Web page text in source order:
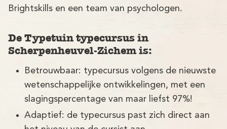
Brightskills en een team van psychologen.
De Typetuin typecursus in
Scherpenheuvel-Zichem is:
Betrouwbaar: typecursus volgens de nieuwste
wetenschappelijke ontwikkelingen, met een
slagingspercentage van maar liefst 97%!
Adaptief: de typecursus past zich direct aan